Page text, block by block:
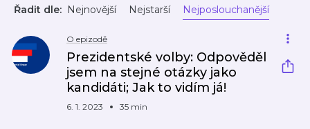
Řadit dle: Nejnovější Nejstarší Nejposlouchanější
O epizodě
Prezidentské volby: Odpověděl
jsem na stejné otázky jako
kandidáti; Jak to vidím já!
6. 1. 2023 35 min